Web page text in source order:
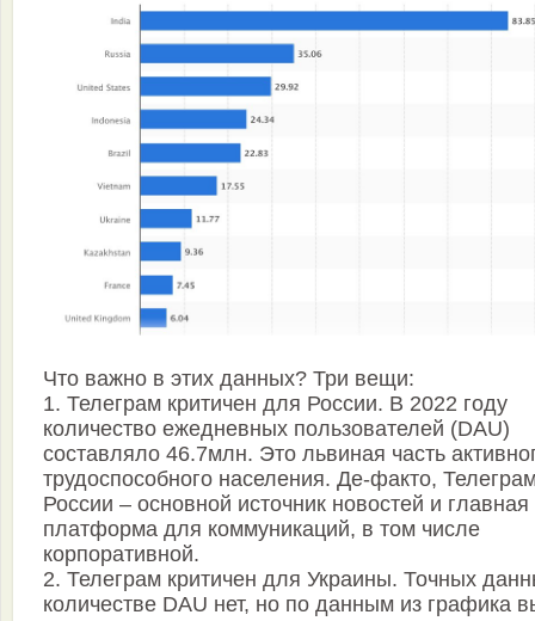
Что важно в этих данных? Три вещи:
1. Телеграм критичен для России. В 2022 году
количество ежедневных пользователей (DAU)
составляло 46.7млн. Это львиная часть
трудоспособного населения. Де-факто,
России – основной источник новостей и главная
платформа для коммуникаций, в том числе
корпоративной.
2. Телеграм критичен для Украины. Точных
количестве DAU нет, но по данным из графика